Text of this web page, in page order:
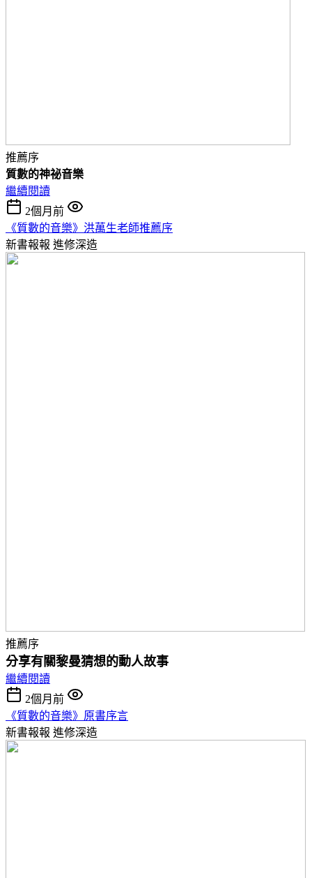
推薦序
質數的神祕音樂
繼續閱讀
2個月前
《質數的音樂》洪萬生老師推薦序
新書報報 進修深造
推薦序
分享有關黎曼猜想的動人故事
繼續閱讀
2個月前
《質數的音樂》原書序言
新書報報 進修深造